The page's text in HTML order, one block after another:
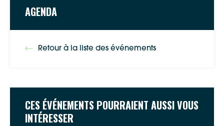
AGENDA
Retour à la liste des événements
CES ÉVÉNEMENTS POURRAIENT AUSSI VOUS
INTÉRESSER